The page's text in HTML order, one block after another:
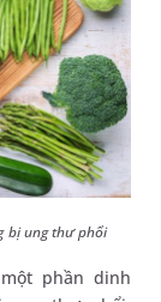
bị ung thư phổi
phần dinh